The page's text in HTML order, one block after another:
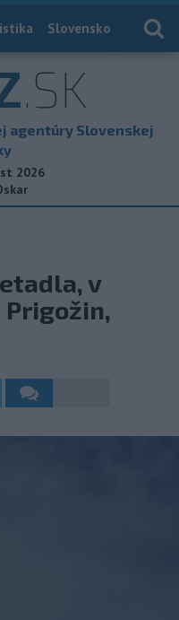
Slovensko
.SK
agentúry Slovenskej
2026
v